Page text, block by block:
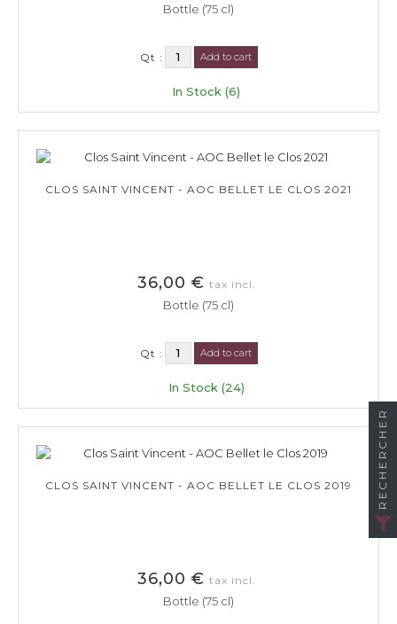
Bottle (75 cl)
Qt : Add to cart
In Stock (6)
CLOS SAINT VINCENT - AOC BELLET LE CLOS 2021
36,00 € tax incl.
Bottle (75 cl)
Qt : Add to cart
In Stock (24)
CLOS SAINT VINCENT - AOC BELLET LE CLOS 2019
36,00 € tax incl.
Bottle (75 cl)
RECHERCHER